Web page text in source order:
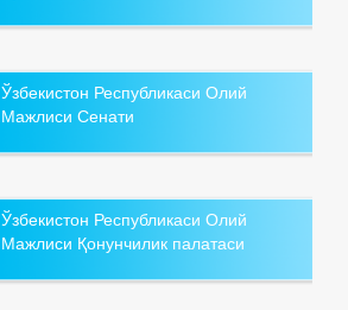
Ўзбекистон Республикаси Олий
Мажлиси Сенати
Ўзбекистон Республикаси Олий
Мажлиси Қонунчилик палатаси